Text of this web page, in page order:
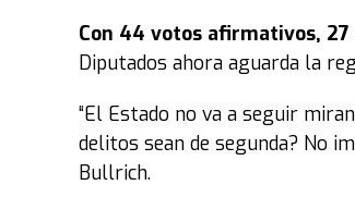
Con 44 votos afirmativos,
Diputados ahora aguarda la
“El Estado no va a seguir
delitos sean de segunda? No
Bullrich.